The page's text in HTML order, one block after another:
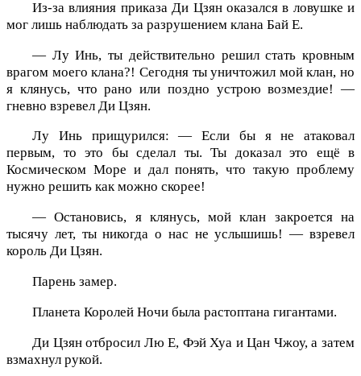
Из-за влияния приказа Ди Цзян оказался в ловушке и
мог лишь наблюдать за разрушением клана Бай Е.
— Лу Инь, ты действительно решил стать кровным
врагом моего клана?! Сегодня ты уничтожил мой клан, но
я клянусь, что рано или поздно устрою возмездие! —
гневно взревел Ди Цзян.
Лу Инь прищурился: — Если бы я не атаковал
первым, то это бы сделал ты. Ты доказал это ещё в
Космическом Море и дал понять, что такую проблему
нужно решить как можно скорее!
— Остановись, я клянусь, мой клан закроется на
тысячу лет, ты никогда о нас не услышишь! — взревел
король Ди Цзян.
Парень замер.
Планета Королей Ночи была растоптана гигантами.
Ди Цзян отбросил Лю Е, Фэй Хуа и Цан Чжоу, а затем
взмахнул рукой.